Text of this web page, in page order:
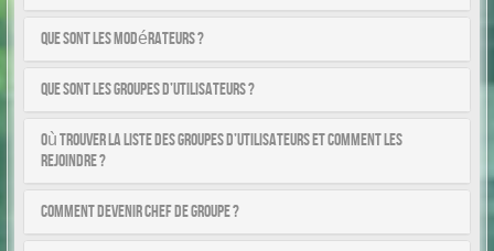
Que sont les modérateurs ?
Que sont les groupes d’utilisateurs ?
Où trouver la liste des groupes d’utilisateurs et comment les
rejoindre ?
Comment devenir chef de groupe ?